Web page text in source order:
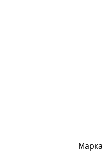
Марка